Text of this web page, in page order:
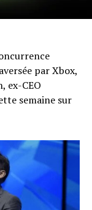
par Xbox,
ex-CEO
semaine sur